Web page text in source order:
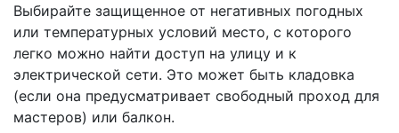
Выбирайте защищенное от негативных погодных
или температурных условий место, с которого
легко можно найти доступ на улицу и к
электрической сети. Это может быть кладовка
(если она предусматривает свободный проход для
мастеров) или балкон.